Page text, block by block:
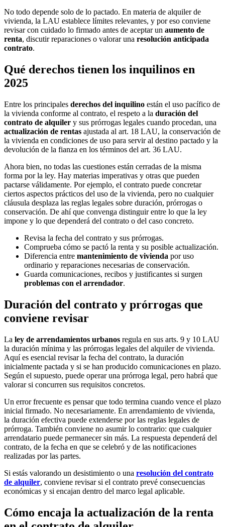
No todo depende solo de lo pactado. En materia de alquiler de
vivienda, la LAU establece límites relevantes, y por eso conviene
revisar con cuidado lo firmado antes de aceptar un aumento de
renta, discutir reparaciones o valorar una resolución anticipada
contrato.
Qué derechos tienen los inquilinos en
2025
Entre los principales derechos del inquilino están el uso pacífico de
la vivienda conforme al contrato, el respeto a la duración del
contrato de alquiler y sus prórrogas legales cuando procedan, una
actualización de rentas ajustada al art. 18 LAU, la conservación de
la vivienda en condiciones de uso para servir al destino pactado y la
devolución de la fianza en los términos del art. 36 LAU.
Ahora bien, no todas las cuestiones están cerradas de la misma
forma por la ley. Hay materias imperativas y otras que pueden
pactarse válidamente. Por ejemplo, el contrato puede concretar
ciertos aspectos prácticos del uso de la vivienda, pero no cualquier
cláusula desplaza las reglas legales sobre duración, prórrogas o
conservación. De ahí que convenga distinguir entre lo que la ley
impone y lo que dependerá del contrato o del caso concreto.
Revisa la fecha del contrato y sus prórrogas.
Comprueba cómo se pactó la renta y su posible actualización.
Diferencia entre mantenimiento de vivienda por uso
ordinario y reparaciones necesarias de conservación.
Guarda comunicaciones, recibos y justificantes si surgen
problemas con el arrendador.
Duración del contrato y prórrogas que
conviene revisar
La ley de arrendamientos urbanos regula en sus arts. 9 y 10 LAU
la duración mínima y las prórrogas legales del alquiler de vivienda.
Aquí es esencial revisar la fecha del contrato, la duración
inicialmente pactada y si se han producido comunicaciones en plazo.
Según el supuesto, puede operar una prórroga legal, pero habrá que
valorar si concurren sus requisitos concretos.
Un error frecuente es pensar que todo termina cuando vence el plazo
inicial firmado. No necesariamente. En arrendamiento de vivienda,
la duración efectiva puede extenderse por las reglas legales de
prórroga. También conviene no asumir lo contrario: que cualquier
arrendatario puede permanecer sin más. La respuesta dependerá del
contrato, de la fecha en que se celebró y de las notificaciones
realizadas por las partes.
Si estás valorando un desistimiento o una resolución del contrato
de alquiler, conviene revisar si el contrato prevé consecuencias
económicas y si encajan dentro del marco legal aplicable.
Cómo encaja la actualización de la renta